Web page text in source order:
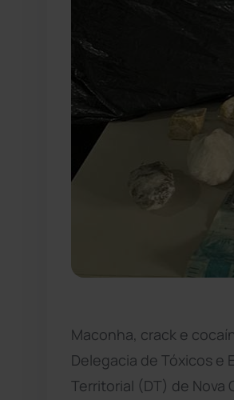
Maconha, crack e
Delegacia de Tóxicos e
Territorial (DT) de Nova